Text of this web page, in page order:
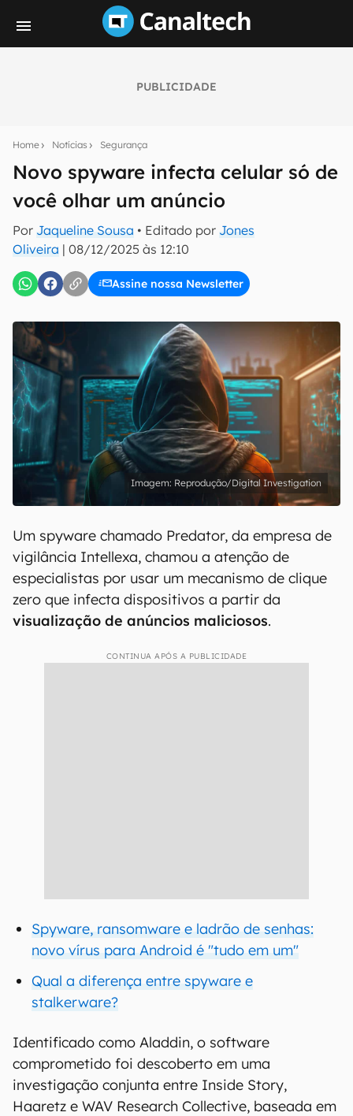
PUBLICIDADE
Home Notícias Segurança
Novo spyware infecta celular só de
você olhar um anúncio
Por Jaqueline Sousa • Editado por Jones
Oliveira | 08/12/2025 às 12:10
Assine nossa Newsletter
notícias e reviews sobre tecnologia em primeira
E-mail
Uso e Política de Privacidade do Canaltech.
Reprodução/Digital Investigation
Um spyware chamado Predator, da empresa de
vigilância Intellexa, chamou a atenção de
especialistas por usar um mecanismo de clique
zero que infecta dispositivos a partir da
visualização de anúncios maliciosos.
CONTINUA APÓS A PUBLICIDADE
Spyware, ransomware e ladrão de senhas:
novo vírus para Android é "tudo em um"
Qual a diferença entre spyware e
stalkerware?
Identificado como Aladdin, o software
comprometido foi descoberto em uma
investigação conjunta entre Inside Story,
Haaretz e WAV Research Collective, baseada em